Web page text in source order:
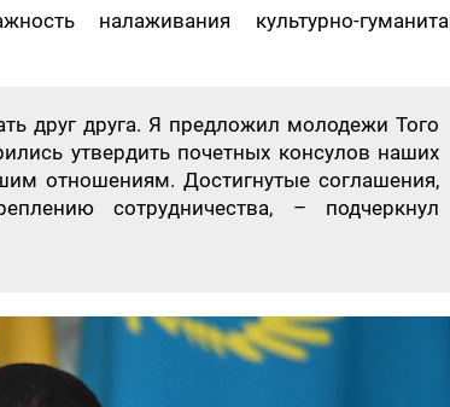
налаживания культурно-
друг друга. Я предложил молодежи Того
утвердить почетных консулов наших
отношениям. Достигнутые соглашения,
сотрудничества, – подчеркнул